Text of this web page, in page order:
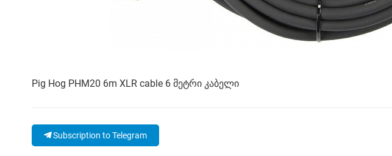
Pig Hog PHM20 6m XLR cable 6 მეტრი კაბელი
Subscription to Telegram